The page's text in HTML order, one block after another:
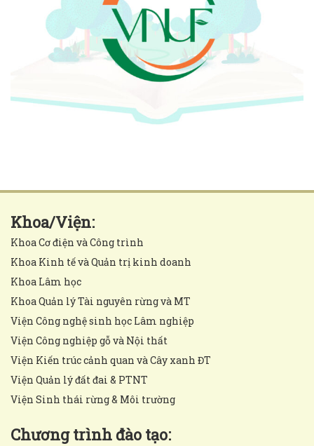
Khoa/Viện:
Khoa Cơ điện và Công trình
Khoa Kinh tế và Quản trị kinh doanh
Khoa Lâm học
Khoa Quản lý Tài nguyên rừng và MT
Viện Công nghệ sinh học Lâm nghiệp
Viện Công nghiệp gỗ và Nội thất
Viện Kiến trúc cảnh quan và Cây xanh ĐT
Viện Quản lý đất đai & PTNT
Viện Sinh thái rừng & Môi trường
Chương trình đào tạo: